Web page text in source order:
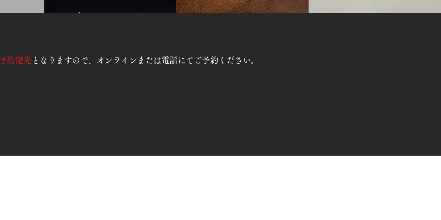
約優先 となりますので、オンラインまたは電話にてご予約ください。